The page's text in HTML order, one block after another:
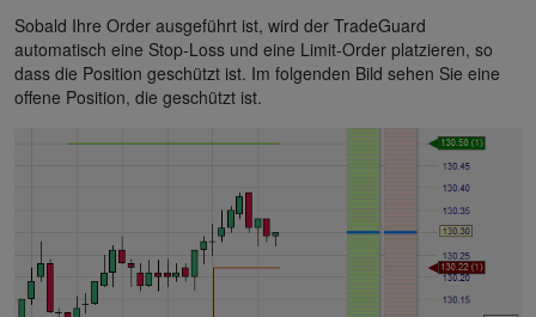
Sobald Ihre Order ausgeführt ist, wird der TradeGuard
automatisch eine Stop-Loss und eine Limit-Order platzieren, so
dass die Position geschützt ist. Im folgenden Bild sehen Sie eine
offene Position, die geschützt ist.